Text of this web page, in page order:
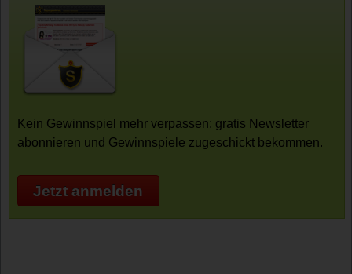
Kein Gewinnspiel mehr verpassen: gratis Newsletter
abonnieren und Gewinnspiele zugeschickt bekommen.
Jetzt anmelden